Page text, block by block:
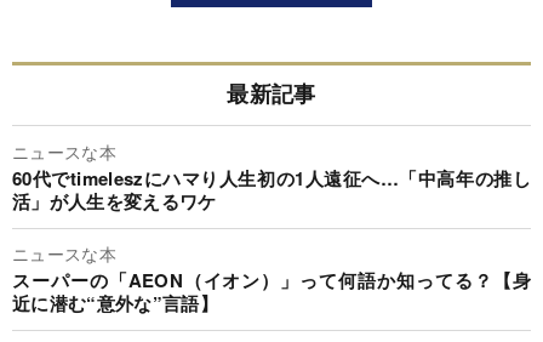
最新記事
ニュースな本
60代でtimeleszにハマり人生初の1人遠征へ…「中高年の推し
活」が人生を変えるワケ
ニュースな本
スーパーの「AEON（イオン）」って何語か知ってる？【身
近に潜む“意外な”言語】